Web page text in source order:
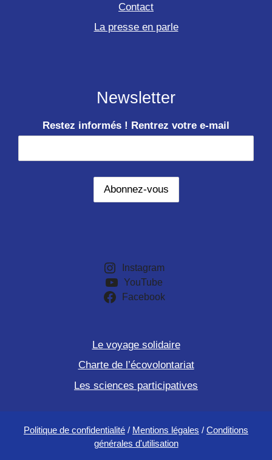
Contact
La presse en parle
Newsletter
Restez informés ! Rentrez votre e-mail
Instagram
YouTube
Facebook
Le voyage solidaire
Charte de l’écovolontariat
Les sciences participatives
Politique de confidentialité / Mentions légales / Conditions
générales d'utilisation